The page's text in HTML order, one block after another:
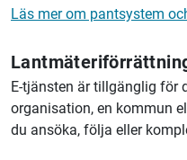
Läs mer om pantsystem
E-tjänsten är tillgänglig för
organisation, en kommun
du ansöka, följa eller